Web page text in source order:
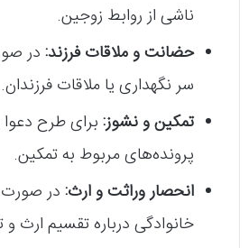
ناشی از روابط زوجین.
حضانت و ملاقات فرزند: در
سر نگهداری یا ملاقات فرزندان.
تمکین و نشوز: برای طرح دعوا
پرونده‌های مربوط به تمکین.
انحصار وراثت و ارث:در صورت
خانوادگی درباره تقسیم ارث و